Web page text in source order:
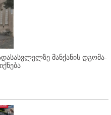
მანქანის დგომა-